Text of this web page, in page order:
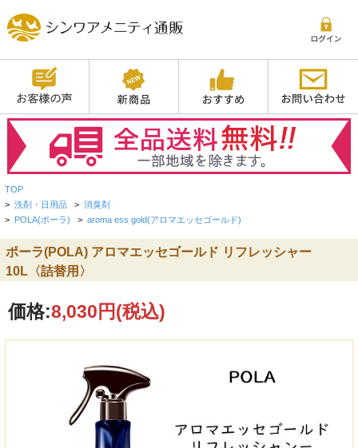
TOP
> 洗剤・日用品 > 消臭剤
> POLA(ポーラ) > aroma ess gold(アロマエッセゴールド)
ポーラ(POLA) アロマエッセゴールド リフレッシャー
10L〈詰替用〉
価格:8,030円(税込)